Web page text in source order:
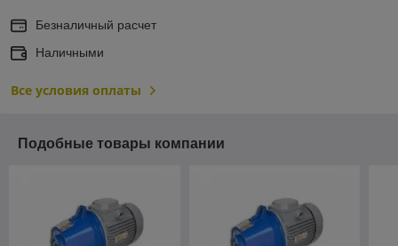
Безналичный расчет
Наличными
Все условия оплаты
Подобные товары компании